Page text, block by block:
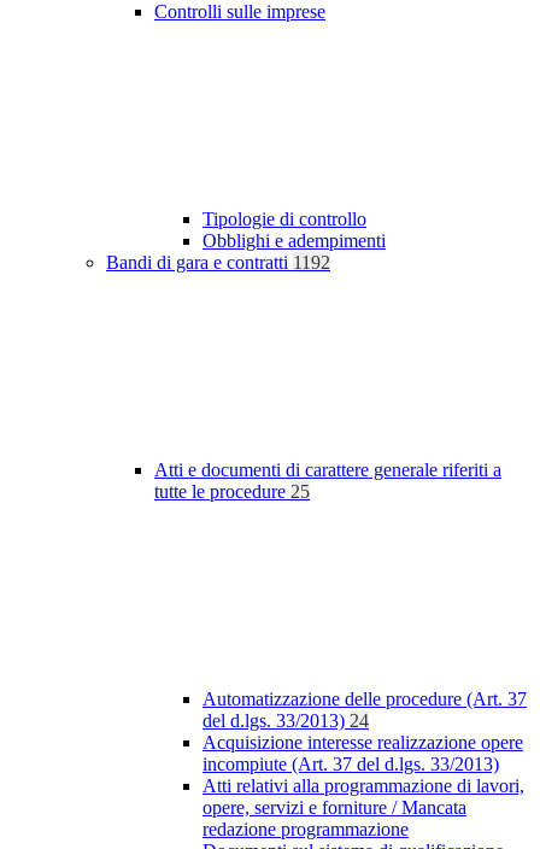
Controlli sulle imprese
Tipologie di controllo
Obblighi e adempimenti
Bandi di gara e contratti 1192
Atti e documenti di carattere generale riferiti a
tutte le procedure 25
Automatizzazione delle procedure (Art. 37
del d.lgs. 33/2013) 24
Acquisizione interesse realizzazione opere
incompiute (Art. 37 del d.lgs. 33/2013)
Atti relativi alla programmazione di lavori,
opere, servizi e forniture / Mancata
redazione programmazione